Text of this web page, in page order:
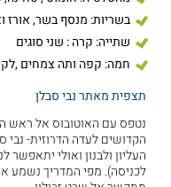
בשריות: מנסף בשר, אורז
שתייה: קרה : שני סוגים
חמה: קפה ותה צמחים
תצפית מאתר נבי סבלן
נטפס עם האוטובוס אל ראש
הקדושים לעדה הדרוזית-
העליון ולבנון ואולי
לכניסה). מפי המדריך נשמע